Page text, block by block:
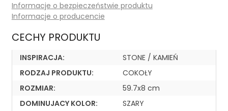
Informacje o bezpieczeństwie produktu
Informacje o producencie
CECHY PRODUKTU
INSPIRACJA:
STONE / KAMIEŃ
RODZAJ PRODUKTU:
COKOŁY
ROZMIAR:
59.7x8 cm
DOMINUJACY KOLOR:
SZARY